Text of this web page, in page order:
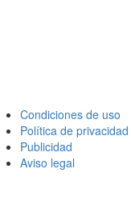
Condiciones de uso
Política de privacidad
Publicidad
Aviso legal